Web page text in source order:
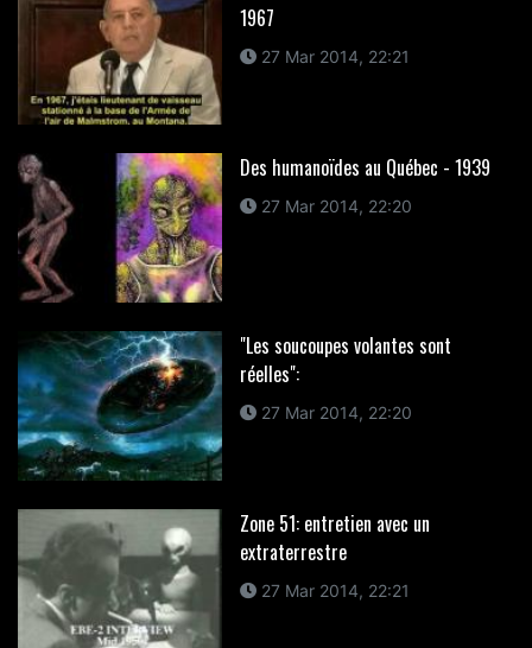
1967
27 Mar 2014, 22:21
Des humanoïdes au Québec - 1939
27 Mar 2014, 22:20
"Les soucoupes volantes sont
réelles":
27 Mar 2014, 22:20
Zone 51: entretien avec un
extraterrestre
27 Mar 2014, 22:21